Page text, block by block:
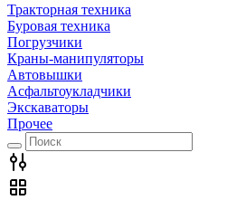
Тракторная техника
Буровая техника
Погрузчики
Краны-манипуляторы
Автовышки
Асфальтоукладчики
Экскаваторы
Прочее